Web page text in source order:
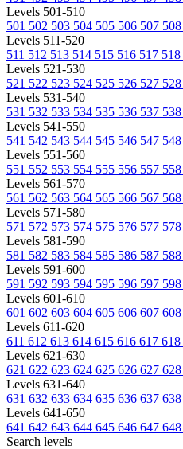
Levels 501-510
501 502 503 504 505 506 507 508
Levels 511-520
511 512 513 514 515 516 517 518
Levels 521-530
521 522 523 524 525 526 527 528
Levels 531-540
531 532 533 534 535 536 537 538
Levels 541-550
541 542 543 544 545 546 547 548
Levels 551-560
551 552 553 554 555 556 557 558
Levels 561-570
561 562 563 564 565 566 567 568
Levels 571-580
571 572 573 574 575 576 577 578
Levels 581-590
581 582 583 584 585 586 587 588
Levels 591-600
591 592 593 594 595 596 597 598
Levels 601-610
601 602 603 604 605 606 607 608
Levels 611-620
611 612 613 614 615 616 617 618
Levels 621-630
621 622 623 624 625 626 627 628
Levels 631-640
631 632 633 634 635 636 637 638
Levels 641-650
641 642 643 644 645 646 647 648
Search levels